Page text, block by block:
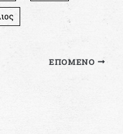
ΕΠΌΜΕΝΟ